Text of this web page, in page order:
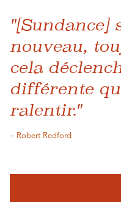
"[Sundance]
nouveau,
cela
différente
ralentir."
– Robert Redford